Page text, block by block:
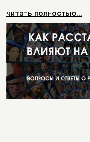
читать полностью...